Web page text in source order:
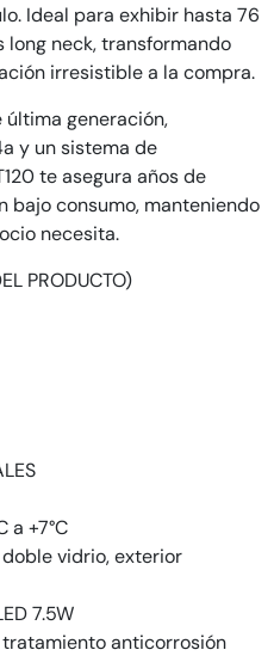
Ideal para exhibir hasta 76
neck, transformando
irresistible a la compra.
generación,
y un sistema de
te asegura años de
bajo consumo, manteniendo
necesita.
PRODUCTO)
a +7°C
vidrio, exterior
7.5W
anticorrosión